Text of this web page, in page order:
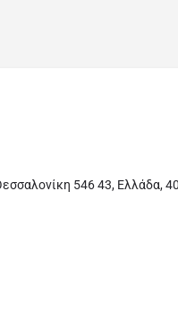
546 43, Ελλάδα,